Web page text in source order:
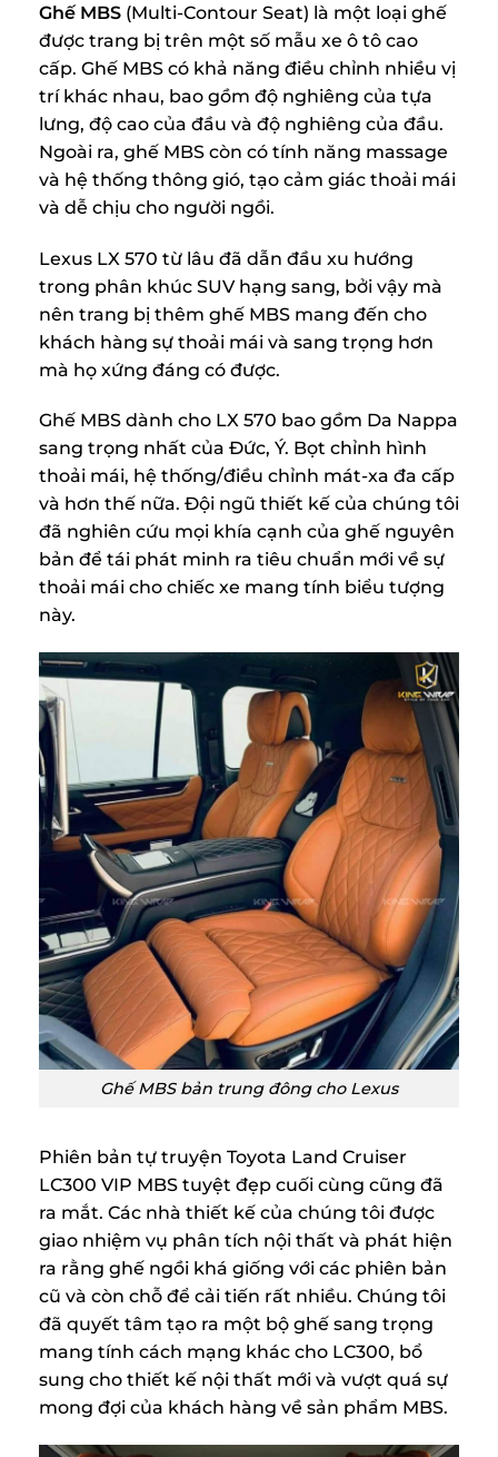
Ghế MBS (Multi-Contour Seat) là một loại ghế
được trang bị trên một số mẫu xe ô tô cao
cấp. Ghế MBS có khả năng điều chỉnh nhiều vị
trí khác nhau, bao gồm độ nghiêng của tựa
lưng, độ cao của đầu và độ nghiêng của đầu.
Ngoài ra, ghế MBS còn có tính năng massage
và hệ thống thông gió, tạo cảm giác thoải mái
và dễ chịu cho người ngồi.
Lexus LX 570 từ lâu đã dẫn đầu xu hướng
trong phân khúc SUV hạng sang, bởi vậy mà
nên trang bị thêm ghế MBS mang đến cho
khách hàng sự thoải mái và sang trọng hơn
mà họ xứng đáng có được.
Ghế MBS dành cho LX 570 bao gồm Da Nappa
sang trọng nhất của Đức, Ý. Bọt chỉnh hình
thoải mái, hệ thống/điều chỉnh mát-xa đa cấp
và hơn thế nữa. Đội ngũ thiết kế của chúng tôi
đã nghiên cứu mọi khía cạnh của ghế nguyên
bản để tái phát minh ra tiêu chuẩn mới về sự
thoải mái cho chiếc xe mang tính biểu tượng
này.
Ghế MBS bản trung đông cho Lexus
Phiên bản tự truyện Toyota Land Cruiser
LC300 VIP MBS tuyệt đẹp cuối cùng cũng đã
ra mắt. Các nhà thiết kế của chúng tôi được
giao nhiệm vụ phân tích nội thất và phát hiện
ra rằng ghế ngồi khá giống với các phiên bản
cũ và còn chỗ để cải tiến rất nhiều. Chúng tôi
đã quyết tâm tạo ra một bộ ghế sang trọng
mang tính cách mạng khác cho LC300, bổ
sung cho thiết kế nội thất mới và vượt quá sự
mong đợi của khách hàng về sản phẩm MBS.